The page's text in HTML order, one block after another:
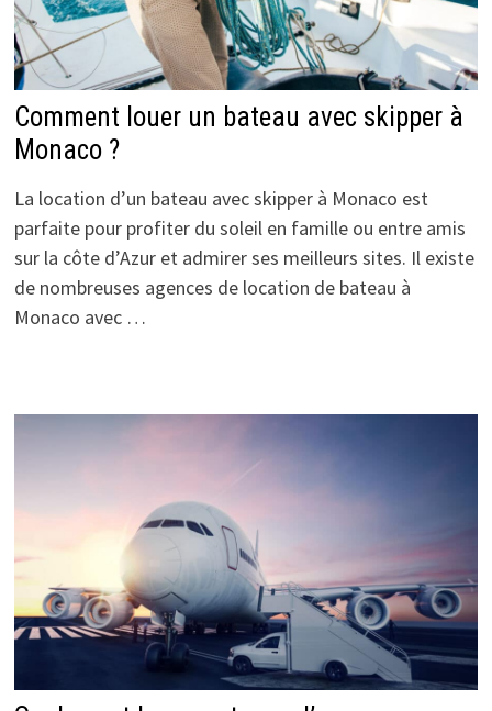
Comment louer un bateau avec skipper à
Monaco ?
La location d’un bateau avec skipper à Monaco est
parfaite pour profiter du soleil en famille ou entre amis
sur la côte d’Azur et admirer ses meilleurs sites. Il existe
de nombreuses agences de location de bateau à
Monaco avec …